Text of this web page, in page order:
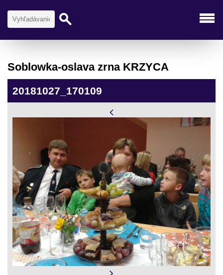
Soblowka-oslava zrna KRZYCA
20181027_170109